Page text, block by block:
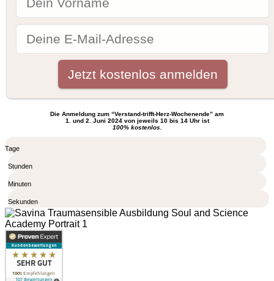
Die Anmeldung zum “Verstand-trifft-Herz-Wochenende” am
1. und 2. Juni 2024 von jeweils 10 bis 14 Uhr ist
100% kostenlos.
Tage
Stunden
Minuten
Sekunden